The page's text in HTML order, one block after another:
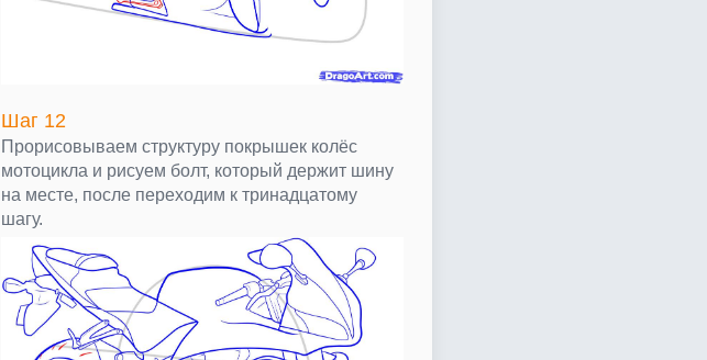
Шаг 12
Прорисовываем структуру покрышек колёс
мотоцикла и рисуем болт, который держит шину
на месте, после переходим к тринадцатому
шагу.